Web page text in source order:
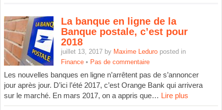
La banque en ligne de la
Banque postale, c’est pour
2018
juillet 13, 2017 by Maxime Leduroposted in
Finance• Pas de commentaire
Les nouvelles banques en ligne n’arrêtent pas de s’annoncer
jour après jour. D’ici l’été 2017, c’est Orange Bank qui arrivera
sur le marché. En mars 2017, on a appris que… Lire plus